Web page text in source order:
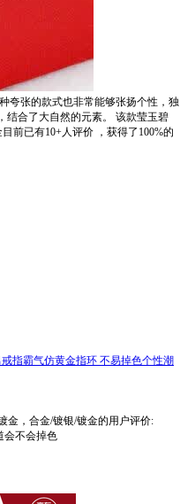
夸张的款式也非常能够张扬个性，独
合了大自然的元素。
该款莹玉碧
前已有10+人评价 ，获得了100%的
指霸气仿黄金指环 不易掉色个性潮
金，合金/镀银/镀金的用户评价:
会不会掉色